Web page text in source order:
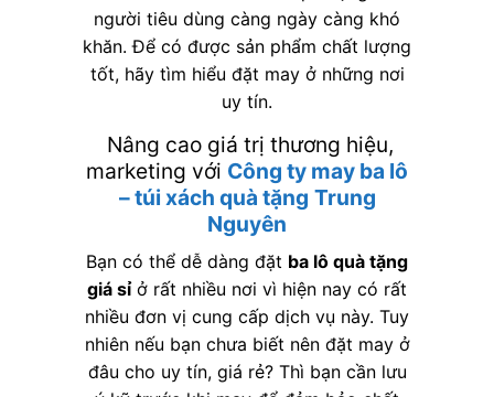
người tiêu dùng càng ngày càng khó
khăn. Để có được sản phẩm chất lượng
tốt, hãy tìm hiểu đặt may ở những nơi
uy tín.
Nâng cao giá trị thương hiệu,
marketing với Công ty may ba lô
– túi xách quà tặng Trung
Nguyên
Bạn có thể dễ dàng đặt ba lô quà tặng
giá sỉở rất nhiều nơi vì hiện nay có rất
nhiều đơn vị cung cấp dịch vụ này. Tuy
nhiên nếu bạn chưa biết nên đặt may ở
đâu cho uy tín, giá rẻ? Thì bạn cần lưu